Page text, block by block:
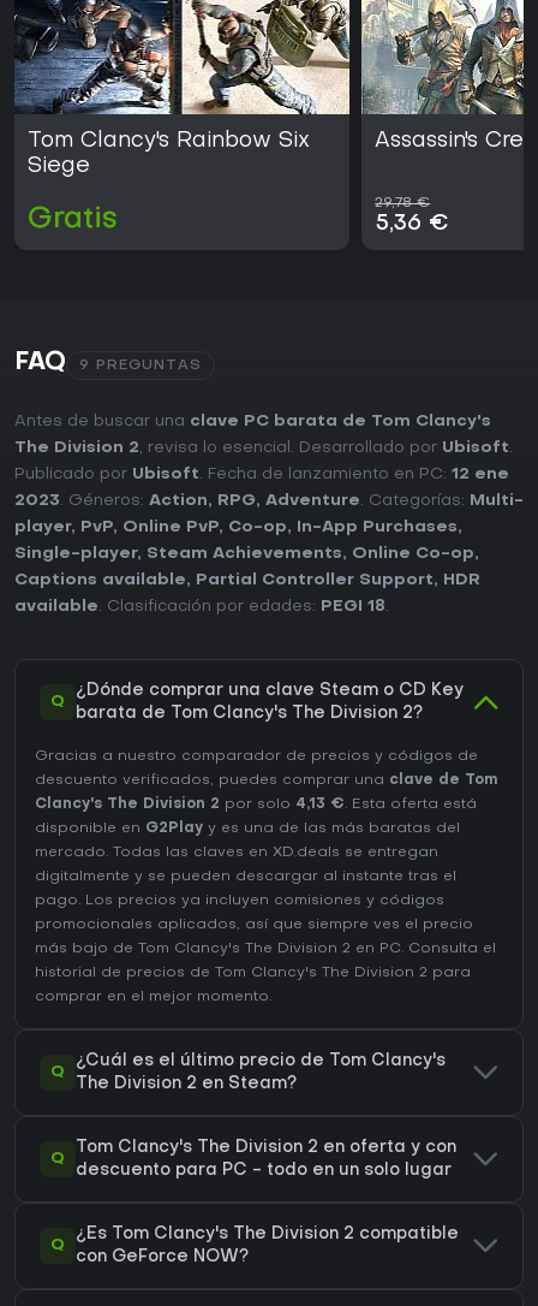
Tom Clancy's Rainbow Six
Siege
Gratis
Assassin's
29,78 €
5,36 €
FAQ 9 PREGUNTAS
Antes de buscar una clave PC barata de Tom Clancy's
The Division 2, revisa lo esencial. Desarrollado por Ubisoft.
Publicado por Ubisoft. Fecha de lanzamiento en PC: 12 ene
2023. Géneros: Action, RPG, Adventure. Categorías:
Multi-
player, PvP, Online PvP, Co-op, In-App Purchases,
Single-player, Steam Achievements, Online Co-op,
Captions available, Partial Controller Support,
HDR
available. Clasificación por edades: PEGI 18.
Q
¿Dónde comprar una clave Steam o CD Key
barata de Tom Clancy's The Division 2?
Gracias a nuestro comparador de precios y códigos de
descuento verificados, puedes comprar una clave de Tom
Clancy's The Division 2 por solo 4,13 €. Esta oferta está
disponible en G2Play y es una de las más baratas del
mercado. Todas las claves en XD.deals se entregan
digitalmente y se pueden descargar al instante tras el
pago. Los precios ya incluyen comisiones y códigos
promocionales aplicados, así que siempre ves el precio
más bajo de Tom Clancy's The Division 2 en PC. Consulta el
historial de precios de Tom Clancy's The Division 2 para
comprar en el mejor momento.
Q
¿Cuál es el último precio de Tom Clancy's
The Division 2 en Steam?
Q
Tom Clancy's The Division 2 en oferta y con
descuento para PC - todo en un solo lugar
Q
¿Es Tom Clancy's The Division 2 compatible
con GeForce NOW?